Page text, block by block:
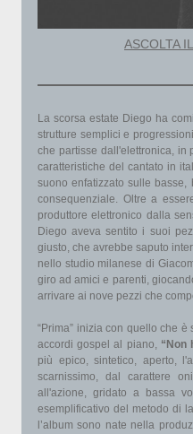
ASCOLTA
La scorsa estate Diego ha
strutture semplici e
che partisse dall'elettronica, in
caratteristiche del cantato in
suono enfatizzato sulle
consequenziale. Oltre a
produttore elettronico dalla
Diego aveva sentito i suoi
giusto, che avrebbe saputo
nello studio milanese di
giro ad amici e parenti,
arrivare ai nove pezzi che
“Prima” inizia con quello che
accordi gospel al piano, “Non
più epico, sintetico, aperto,
scarnissimo, dal carattere
all'azione, gridato a bassa
esemplificativo del metodo di
l’album sono nate nella